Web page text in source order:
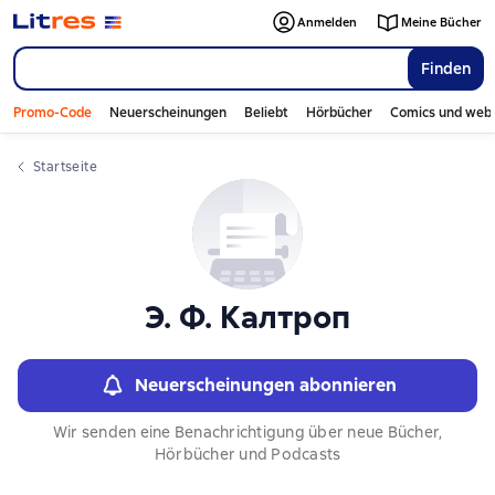
Finden
Anmelden Meine Bücher
Promo-Code Neuerscheinungen Beliebt Hörbücher Comics und
Startseite
Э. Ф. Калтроп
Neuerscheinungen abonnieren
Wir senden eine Benachrichtigung über neue Bücher,
Hörbücher und Podcasts
Слайдер с книгами